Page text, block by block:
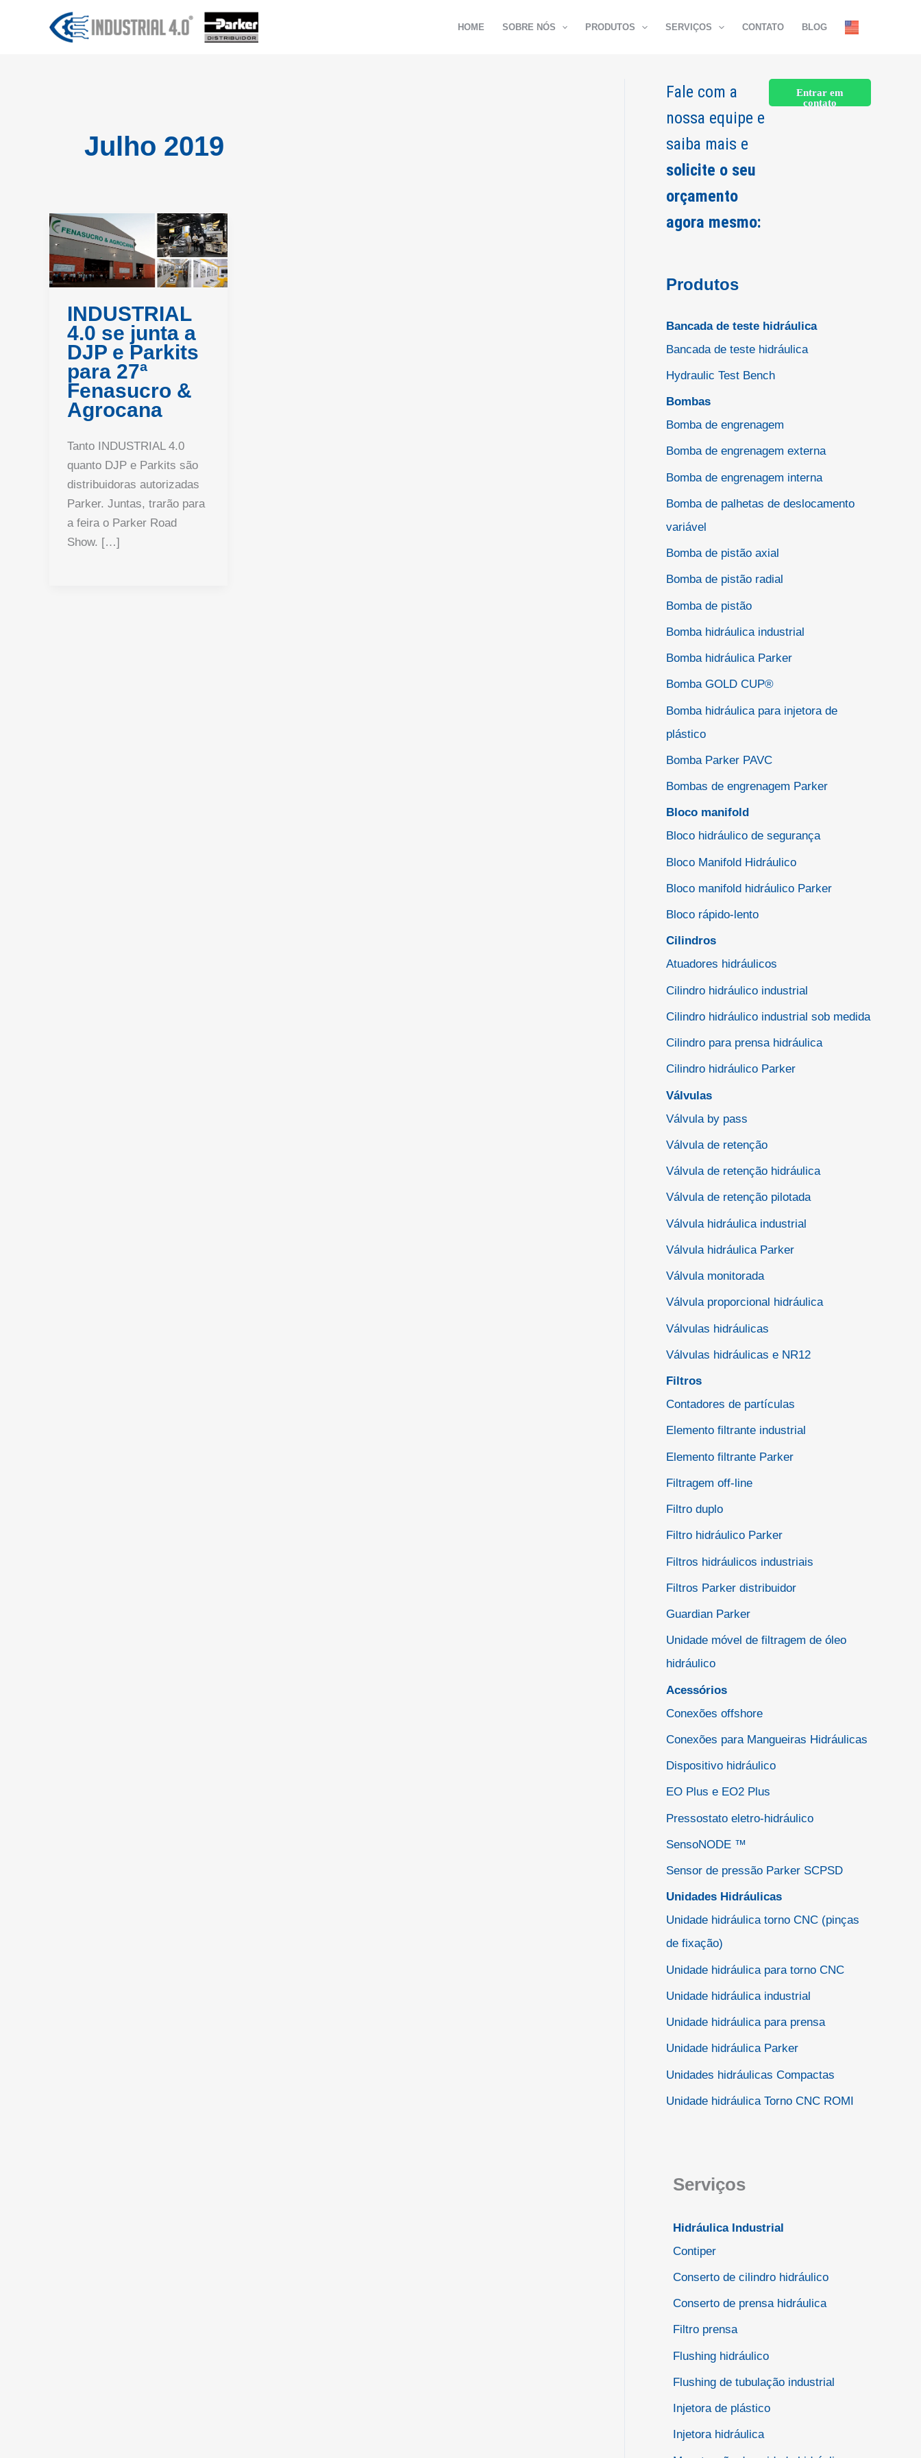
HOME SOBRE NÓS PRODUTOS SERVIÇOS CONTATO BLOG
Julho 2019
INDUSTRIAL
4.0 se junta a
DJP e Parkits
para 27ª
Fenasucro &
Agrocana
Tanto INDUSTRIAL 4.0
quanto DJP e Parkits são
distribuidoras autorizadas
Parker. Juntas, trarão para
a feira o Parker Road
Show. […]
Fale com a
nossa equipe e
saiba mais e
solicite o seu
orçamento
agora mesmo:
Entrar em
contato
Produtos
Bancada de teste hidráulica
Bancada de teste hidráulica
Hydraulic Test Bench
Bombas
Bomba de engrenagem
Bomba de engrenagem externa
Bomba de engrenagem interna
Bomba de palhetas de deslocamento
variável
Bomba de pistão axial
Bomba de pistão radial
Bomba de pistão
Bomba hidráulica industrial
Bomba hidráulica Parker
Bomba GOLD CUP®
Bomba hidráulica para injetora de
plástico
Bomba Parker PAVC
Bombas de engrenagem Parker
Bloco manifold
Bloco hidráulico de segurança
Bloco Manifold Hidráulico
Bloco manifold hidráulico Parker
Bloco rápido-lento
Cilindros
Atuadores hidráulicos
Cilindro hidráulico industrial
Cilindro hidráulico industrial sob medida
Cilindro para prensa hidráulica
Cilindro hidráulico Parker
Válvulas
Válvula by pass
Válvula de retenção
Válvula de retenção hidráulica
Válvula de retenção pilotada
Válvula hidráulica industrial
Válvula hidráulica Parker
Válvula monitorada
Válvula proporcional hidráulica
Válvulas hidráulicas
Válvulas hidráulicas e NR12
Filtros
Contadores de partículas
Elemento filtrante industrial
Elemento filtrante Parker
Filtragem off-line
Filtro duplo
Filtro hidráulico Parker
Filtros hidráulicos industriais
Filtros Parker distribuidor
Guardian Parker
Unidade móvel de filtragem de óleo
hidráulico
Acessórios
Conexões offshore
Conexões para Mangueiras Hidráulicas
Dispositivo hidráulico
EO Plus e EO2 Plus
Pressostato eletro-hidráulico
SensoNODE ™
Sensor de pressão Parker SCPSD
Unidades Hidráulicas
Unidade hidráulica torno CNC (pinças
de fixação)
Unidade hidráulica para torno CNC
Unidade hidráulica industrial
Unidade hidráulica para prensa
Unidade hidráulica Parker
Unidades hidráulicas Compactas
Unidade hidráulica Torno CNC ROMI
Serviços
Hidráulica Industrial
Contiper
Conserto de cilindro hidráulico
Conserto de prensa hidráulica
Filtro prensa
Flushing hidráulico
Flushing de tubulação industrial
Injetora de plástico
Injetora hidráulica